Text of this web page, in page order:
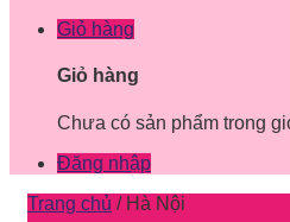
Giỏ hàng
Giỏ hàng
Chưa có sản phẩm trong
Đăng nhập
Trang chủ /Hà Nội